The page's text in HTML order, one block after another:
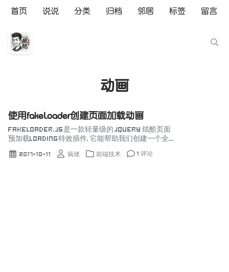
首页 说说 分类 归档 邻居 标签 留言
动画
使用fakeLoader创建页面加载动画
fakeLoader.js是一款轻量级的 jQuery 炫酷页面
预加载Loading特效插件. 它能帮助我们创建一个全屏
遮罩效果的旋转loading效果来模拟页面预加载过程.
使用方法 HTML ...
2017-10-11 疯佬 前端技术 1 评论